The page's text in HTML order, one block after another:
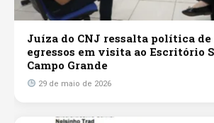
Juíza do CNJ ressalta política de
egressos em visita ao Escritório
Campo Grande
29 de maio de 2026